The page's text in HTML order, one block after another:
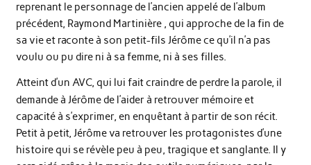
reprenant le personnage de l’ancien appelé de l’album
précédent, Raymond Martinière , qui approche de la fin de
sa vie et raconte à son petit-fils Jérôme ce qu’il n’a pas
voulu ou pu dire ni à sa femme, ni à ses filles.
Atteint d’un AVC, qui lui fait craindre de perdre la parole, il
demande à Jérôme de l’aider à retrouver mémoire et
capacité à s’exprimer, en enquêtant à partir de son récit.
Petit à petit, Jérôme va retrouver les protagonistes d’une
histoire qui se révèle peu à peu, tragique et sanglante. Il y